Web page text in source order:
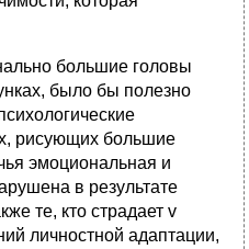
большие головы
было бы полезно
рисующих большие
эмоциональная и
в результате
те, кто страдает v
личностной адаптации,